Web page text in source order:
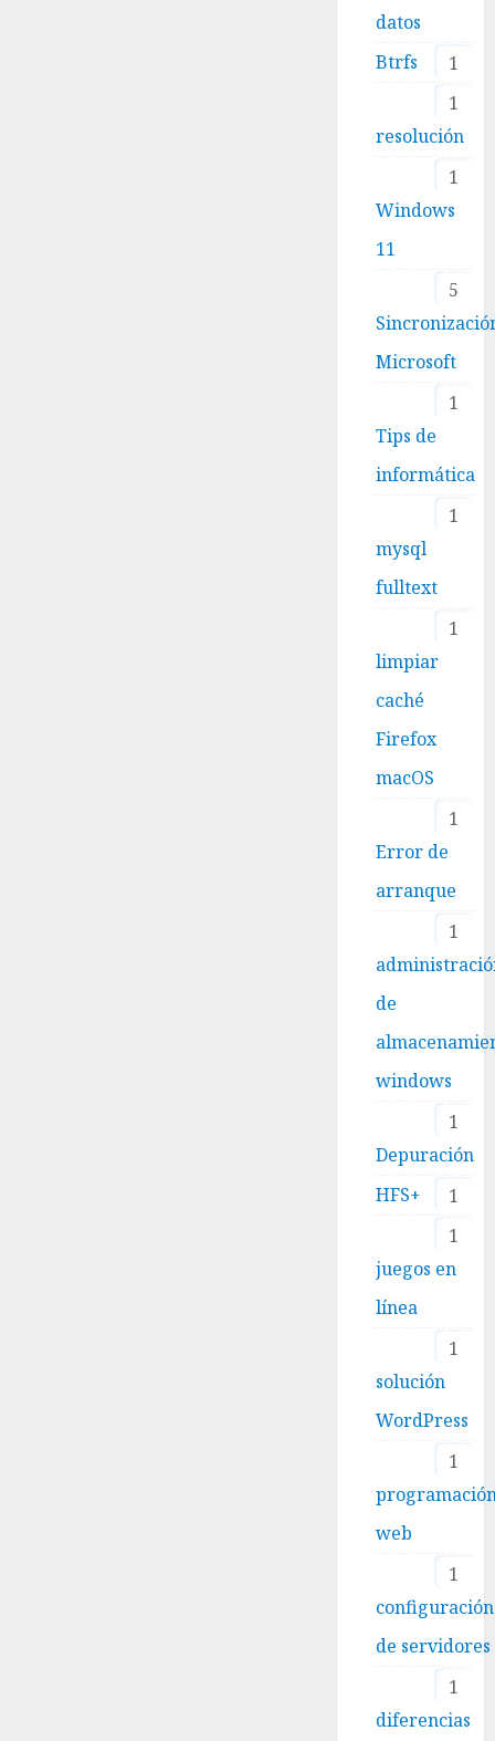
datos
1
Btrfs
1
resolución
1
Windows
11
5
Microsoft
1
Tips de
informática
1
mysql
fulltext
1
limpiar
caché
Firefox
macOS
1
Error de
arranque
1
de
windows
1
Depuración
1
HFS+
1
juegos en
línea
1
solución
WordPress
1
web
1
configuración
de servidores
1
diferencias